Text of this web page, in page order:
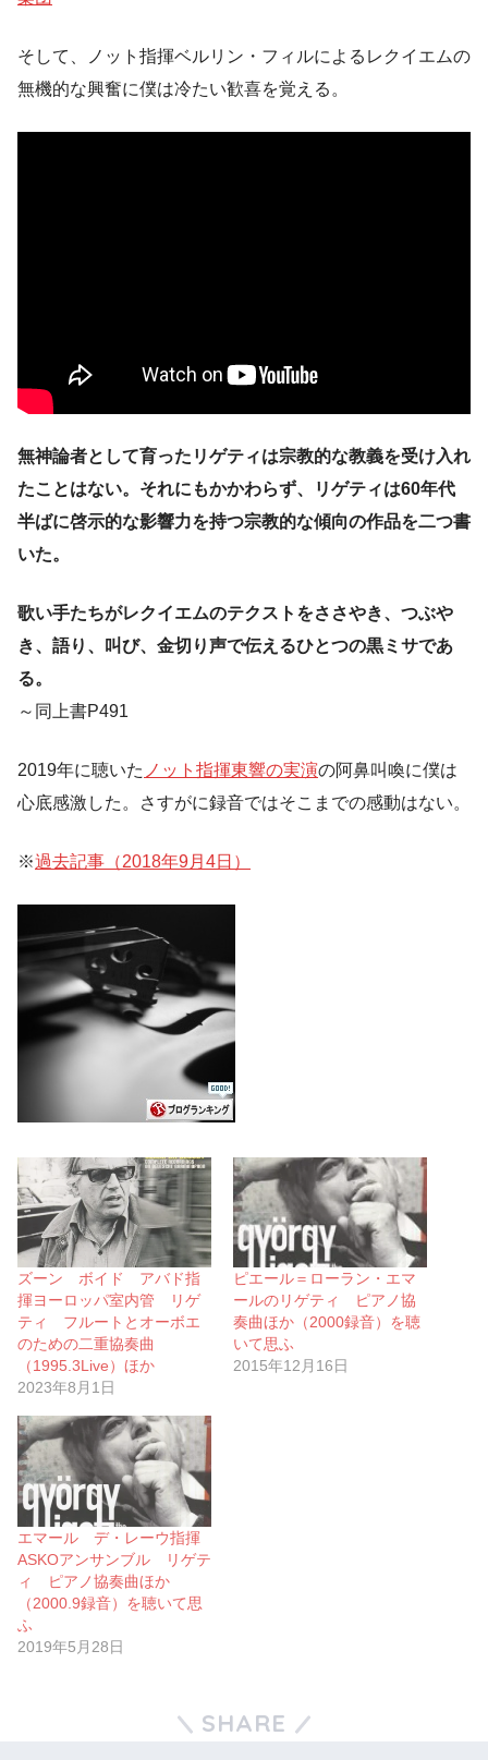
そして、ノット指揮ベルリン・フィルによるレクイエムの
無機的な興奮に僕は冷たい歓喜を覚える。
無神論者として育ったリゲティは宗教的な教義を受け入れ
たことはない。それにもかかわらず、リゲティは60年代
半ばに啓示的な影響力を持つ宗教的な傾向の作品を二つ書
いた。
歌い手たちがレクイエムのテクストをささやき、つぶや
き、語り、叫び、金切り声で伝えるひとつの黒ミサであ
る。
～同上書P491
2019年に聴いた ノット指揮東響の実演の阿鼻叫喚に僕は
心底感激した。さすがに録音ではそこまでの感動はない。
※過去記事（2018年9月4日）
ズーン ボイド アバド指
揮ヨーロッパ室内管 リゲ
ティ フルートとオーボエ
のための二重協奏曲
（1995.3Live）ほか
2023年8月1日
ピエール＝ローラン・エマ
ールのリゲティ ピアノ協
奏曲ほか（2000録音）を聴
いて思ふ
2015年12月16日
エマール デ・レーウ指揮
ASKOアンサンブル リゲテ
ィ ピアノ協奏曲ほか
（2000.9録音）を聴いて思
ふ
2019年5月28日
SHARE